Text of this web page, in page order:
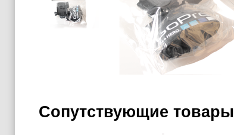
Сопутствующие товары